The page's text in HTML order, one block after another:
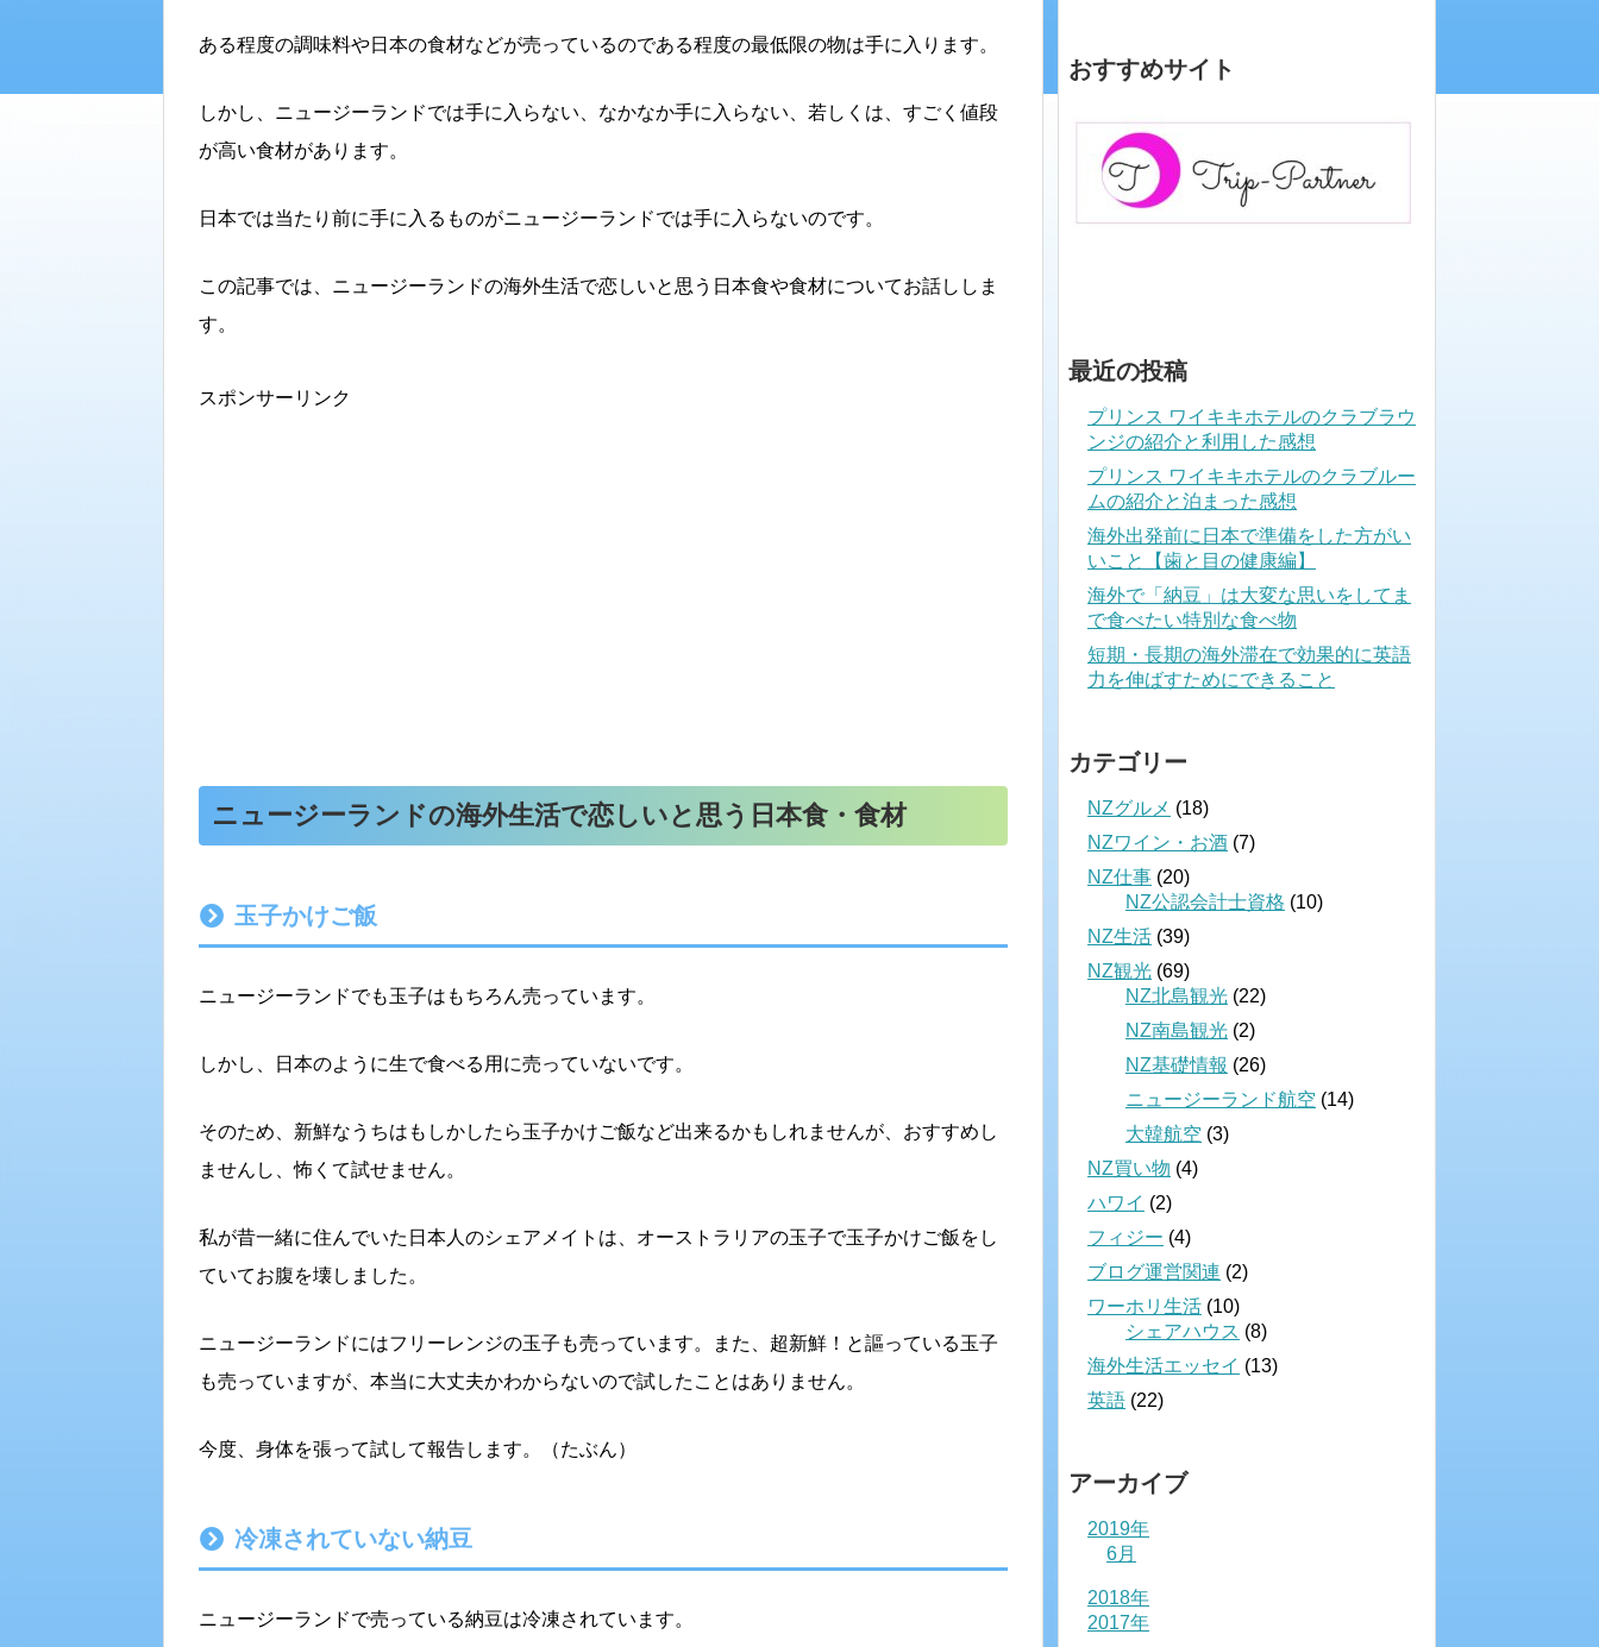
ある程度の調味料や日本の食材などが売っているのである程度の最低限の物は手に入ります。
しかし、ニュージーランドでは手に入らない、なかなか手に入らない、若しくは、すごく値段
が高い食材があります。
日本では当たり前に手に入るものがニュージーランドでは手に入らないのです。
この記事では、ニュージーランドの海外生活で恋しいと思う日本食や食材についてお話ししま
す。
スポンサーリンク
ニュージーランドの海外生活で恋しいと思う日本食・食材
玉子かけご飯
ニュージーランドでも玉子はもちろん売っています。
しかし、日本のように生で食べる用に売っていないです。
そのため、新鮮なうちはもしかしたら玉子かけご飯など出来るかもしれませんが、おすすめし
ませんし、怖くて試せません。
私が昔一緒に住んでいた日本人のシェアメイトは、オーストラリアの玉子で玉子かけご飯をし
ていてお腹を壊しました。
ニュージーランドにはフリーレンジの玉子も売っています。また、超新鮮！と謳っている玉子
も売っていますが、本当に大丈夫かわからないので試したことはありません。
今度、身体を張って試して報告します。（たぶん）
冷凍されていない納豆
ニュージーランドで売っている納豆は冷凍されています。
おすすめサイト
最近の投稿
プリンス ワイキキホテルのクラブラウ
ンジの紹介と利用した感想
プリンス ワイキキホテルのクラブルー
ムの紹介と泊まった感想
海外出発前に日本で準備をした方がい
いこと【歯と目の健康編】
海外で「納豆」は大変な思いをしてま
で食べたい特別な食べ物
短期・長期の海外滞在で効果的に英語
力を伸ばすためにできること
カテゴリー
NZグルメ (18)
NZワイン・お酒 (7)
NZ仕事 (20)
NZ公認会計士資格 (10)
NZ生活 (39)
NZ観光 (69)
NZ北島観光 (22)
NZ南島観光 (2)
NZ基礎情報 (26)
ニュージーランド航空 (14)
大韓航空 (3)
NZ買い物 (4)
ハワイ (2)
フィジー (4)
ブログ運営関連 (2)
ワーホリ生活 (10)
シェアハウス (8)
海外生活エッセイ (13)
英語 (22)
アーカイブ
2019年
6月
2018年
2017年